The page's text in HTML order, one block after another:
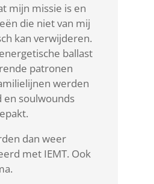
mijn missie is en
die niet van mij
kan verwijderen.
ballast
patronen
werden
en soulwounds
dan weer
met IEMT. Ook